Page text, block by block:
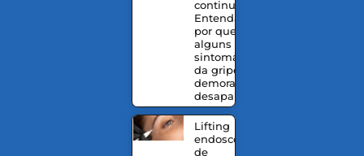
continua?
Entenda
por que
alguns
sintomas
da gripe
demoram a
desaparecer
Lifting
endoscópico
de